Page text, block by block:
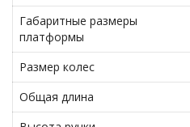
Габаритные размеры
платформы
Размер колес
Общая длина